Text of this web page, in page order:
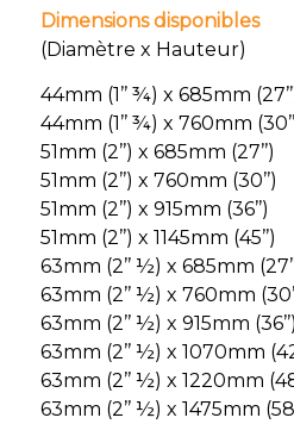
Dimensions disponibles
(Diamètre x Hauteur)
44mm (1’’ ¾) x 685mm
44mm (1’’ ¾) x 760mm
51mm (2’’) x 685mm (27’’)
51mm (2’’) x 760mm (30’’)
51mm (2’’) x 915mm (36’’)
51mm (2’’) x 1145mm (45’’)
63mm (2’’ ½) x 685mm
63mm (2’’ ½) x 760mm
63mm (2’’ ½) x 915mm (36’’)
63mm (2’’ ½) x 1070mm
63mm (2’’ ½) x 1220mm
63mm (2’’ ½) x 1475mm